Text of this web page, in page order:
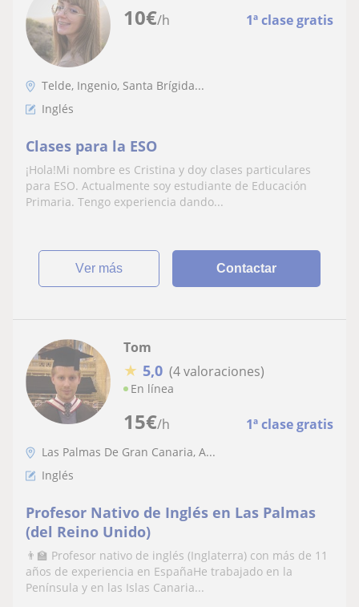
10€/h 1ª clase gratis
Telde, Ingenio, Santa Brígida...
Inglés
Clases para la ESO
¡Hola!Mi nombre es Cristina y doy clases particulares
para ESO. Actualmente soy estudiante de Educación
Primaria. Tengo experiencia dando...
ver más Contactar
15€/h 1ª clase gratis
Tom
★ 5,0 (4 valoraciones)
En línea
Las Palmas De Gran Canaria, A...
Inglés
Profesor Nativo de Inglés en Las Palmas
(del Reino Unido)
👨‍🏫 Profesor nativo de inglés (Inglaterra) con más de 11
años de experiencia en EspañaHe trabajado en la
Península y en las Islas Canaria...